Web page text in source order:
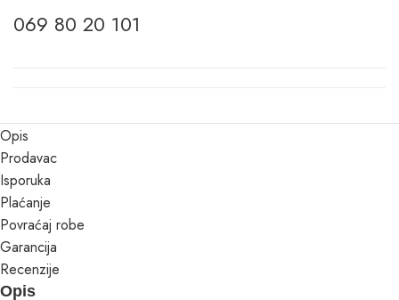
069 80 20 101
Opis
Prodavac
Isporuka
Plaćanje
Povraćaj robe
Garancija
Recenzije
Opis